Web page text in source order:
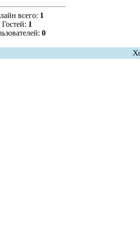
всего: 1
Гостей: 1
0